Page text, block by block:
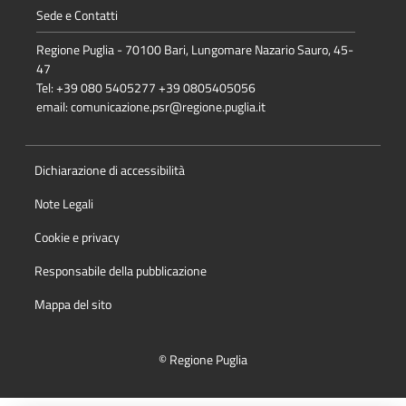
Sede e Contatti
Regione Puglia - 70100 Bari, Lungomare Nazario Sauro, 45-
47
Tel: +39 080 5405277 +39 0805405056
email:comunicazione.psr@regione.puglia.it
Dichiarazione di accessibilità
Note Legali
Cookie e privacy
Responsabile della pubblicazione
Mappa del sito
© Regione Puglia